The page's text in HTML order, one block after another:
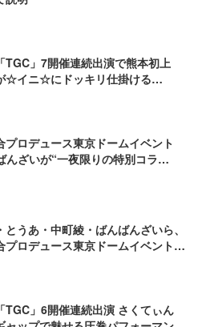
TGC」7開催連続出演で熊本初上
イニ☆にドッキリ仕掛ける
プロデュース東京ドームイベント
んざいが“一夜限りの特別コラ
Fes 2024 ～produced by Com.
うあ・中町綾・ばんばんざいら、
プロデュース東京ドームイベント
TGC」6開催連続出演 さくてぃん